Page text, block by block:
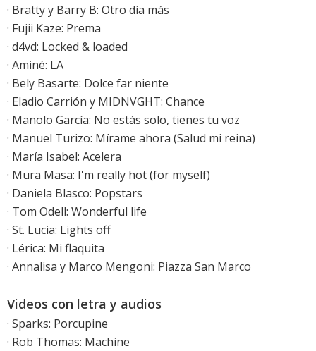
· Bratty y Barry B: Otro día más
· Fujii Kaze: Prema
· d4vd: Locked & loaded
· Aminé: LA
· Bely Basarte: Dolce far niente
· Eladio Carrión y MIDNVGHT: Chance
· Manolo García: No estás solo, tienes tu voz
· Manuel Turizo: Mírame ahora (Salud mi reina)
· María Isabel: Acelera
· Mura Masa: I'm really hot (for myself)
· Daniela Blasco: Popstars
· Tom Odell: Wonderful life
· St. Lucia: Lights off
· Lérica: Mi flaquita
· Annalisa y Marco Mengoni: Piazza San Marco
Videos con letra y audios
· Sparks: Porcupine
· Rob Thomas: Machine